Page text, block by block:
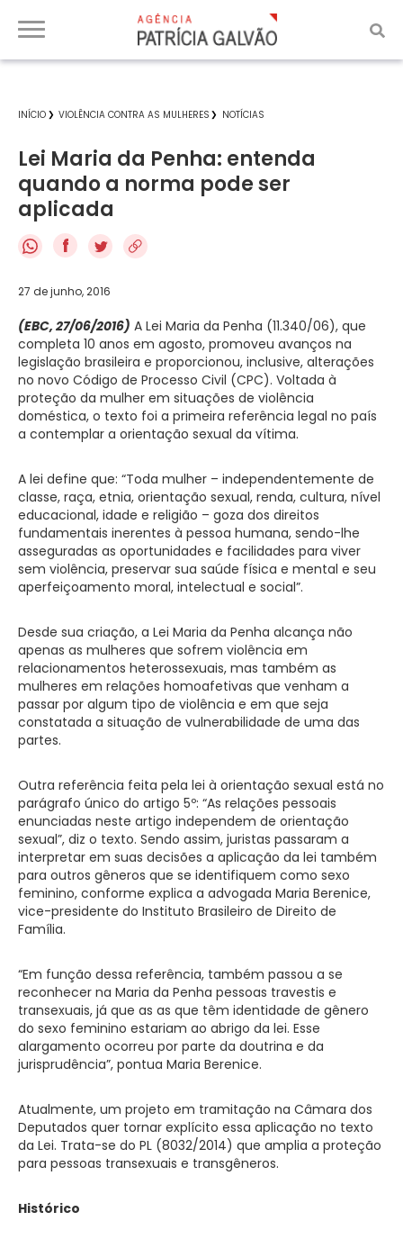
INÍCIO VIOLÊNCIA CONTRA AS MULHERES NOTÍCIAS
Lei Maria da Penha: entenda
quando a norma pode ser
aplicada
f
27 de junho, 2016
(EBC, 27/06/2016) A Lei Maria da Penha (11.340/06), que
completa 10 anos em agosto, promoveu avanços na
legislação brasileira e proporcionou, inclusive, alterações
no novo Código de Processo Civil (CPC). Voltada à
proteção da mulher em situações de violência
doméstica, o texto foi a primeira referência legal no país
a contemplar a orientação sexual da vítima.
A lei define que: “Toda mulher – independentemente de
classe, raça, etnia, orientação sexual, renda, cultura, nível
educacional, idade e religião – goza dos direitos
fundamentais inerentes à pessoa humana, sendo-lhe
asseguradas as oportunidades e facilidades para viver
sem violência, preservar sua saúde física e mental e seu
aperfeiçoamento moral, intelectual e social”.
Desde sua criação, a Lei Maria da Penha alcança não
apenas as mulheres que sofrem violência em
relacionamentos heterossexuais, mas também as
mulheres em relações homoafetivas que venham a
passar por algum tipo de violência e em que seja
constatada a situação de vulnerabilidade de uma das
partes.
Outra referência feita pela lei à orientação sexual está no
parágrafo único do artigo 5º: “As relações pessoais
enunciadas neste artigo independem de orientação
sexual”, diz o texto. Sendo assim, juristas passaram a
interpretar em suas decisões a aplicação da lei também
para outros gêneros que se identifiquem como sexo
feminino, conforme explica a advogada Maria Berenice,
vice-presidente do Instituto Brasileiro de Direito de
Família.
“Em função dessa referência, também passou a se
reconhecer na Maria da Penha pessoas travestis e
transexuais, já que as as que têm identidade de gênero
do sexo feminino estariam ao abrigo da lei. Esse
alargamento ocorreu por parte da doutrina e da
jurisprudência”, pontua Maria Berenice.
Atualmente, um projeto em tramitação na Câmara dos
Deputados quer tornar explícito essa aplicação no texto
da Lei. Trata-se do PL (8032/2014) que amplia a proteção
para pessoas transexuais e transgêneros.
Histórico